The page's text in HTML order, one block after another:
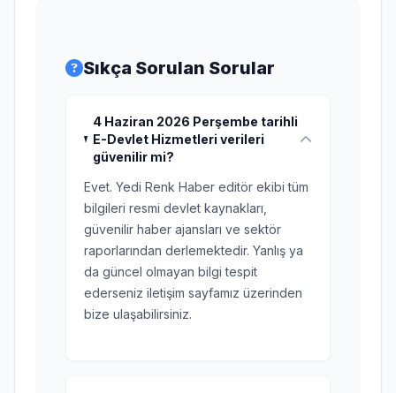
Sıkça Sorulan Sorular
4 Haziran 2026 Perşembe tarihli
E-Devlet Hizmetleri verileri
güvenilir mi?
Evet. Yedi Renk Haber editör ekibi tüm
bilgileri resmi devlet kaynakları,
güvenilir haber ajansları ve sektör
raporlarından derlemektedir. Yanlış ya
da güncel olmayan bilgi tespit
ederseniz iletişim sayfamız üzerinden
bize ulaşabilirsiniz.